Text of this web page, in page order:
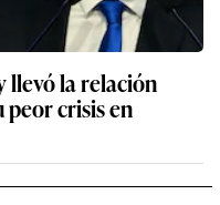
llevó la relación
peor crisis en